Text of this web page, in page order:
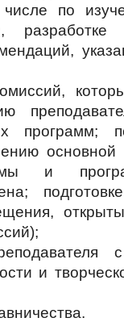
по
программ;
основной
и
и